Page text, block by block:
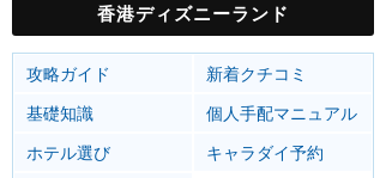
香港ディズニーランド
攻略ガイド
新着クチコミ
基礎知識
個人手配マニュアル
ホテル選び
キャラダイ予約